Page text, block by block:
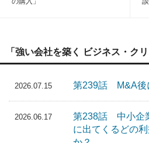
「強い会社を築く ビジネス・ク
2026.07.15 第239話 M&A後
2026.06.17
第238話 中小企
に出てくるどの